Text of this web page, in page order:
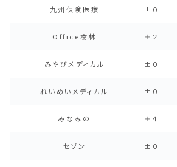
九州保険医療 ±０
Office樹林 ＋２
みやびメディカル ±０
れいめいメディカル ±０
みなみの ＋４
セゾン ±０